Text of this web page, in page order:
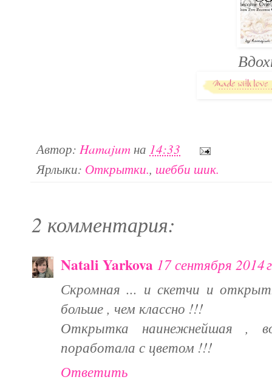
Автор: Hamajum на 14:33
Ярлыки: Открытки., шебби шик.
2 комментария:
Natali Yarkova 17 сентября 2014
Скромная ... и скетчи и
больше , чем классно !!!
Открытка наинежнейшая ,
поработала с цветом !!!
Ответить